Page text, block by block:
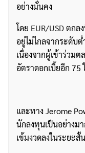
อย่างมั่นคง
โดย EUR/USDตกล
อยู่ไม่ไกลจากระดับ
เนื่องจากผู้เข้าร่วม
อัตราดอกเบี้ยอีก 75
และทาง Jerome
นักลงทุนเป็นอย่างม
เข้มงวดลงในระยะสั้น